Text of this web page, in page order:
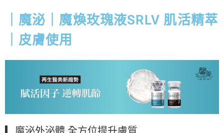
｜魔泌｜魔煥玫瑰液SRLV 肌活精萃
｜皮膚使用